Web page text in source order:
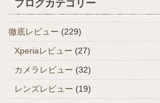
ブログカテゴリー
徹底レビュー (229)
Xperiaレビュー(27)
カメラレビュー (32)
レンズレビュー (19)